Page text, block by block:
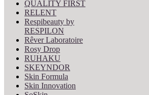
QUALITY FIRST
RELENT
Respibeauty by
RESPILON
Rêver Laboratoire
Rosy Drop
RUHAKU
SKEYNDOR
Skin Formula
Skin Innovation